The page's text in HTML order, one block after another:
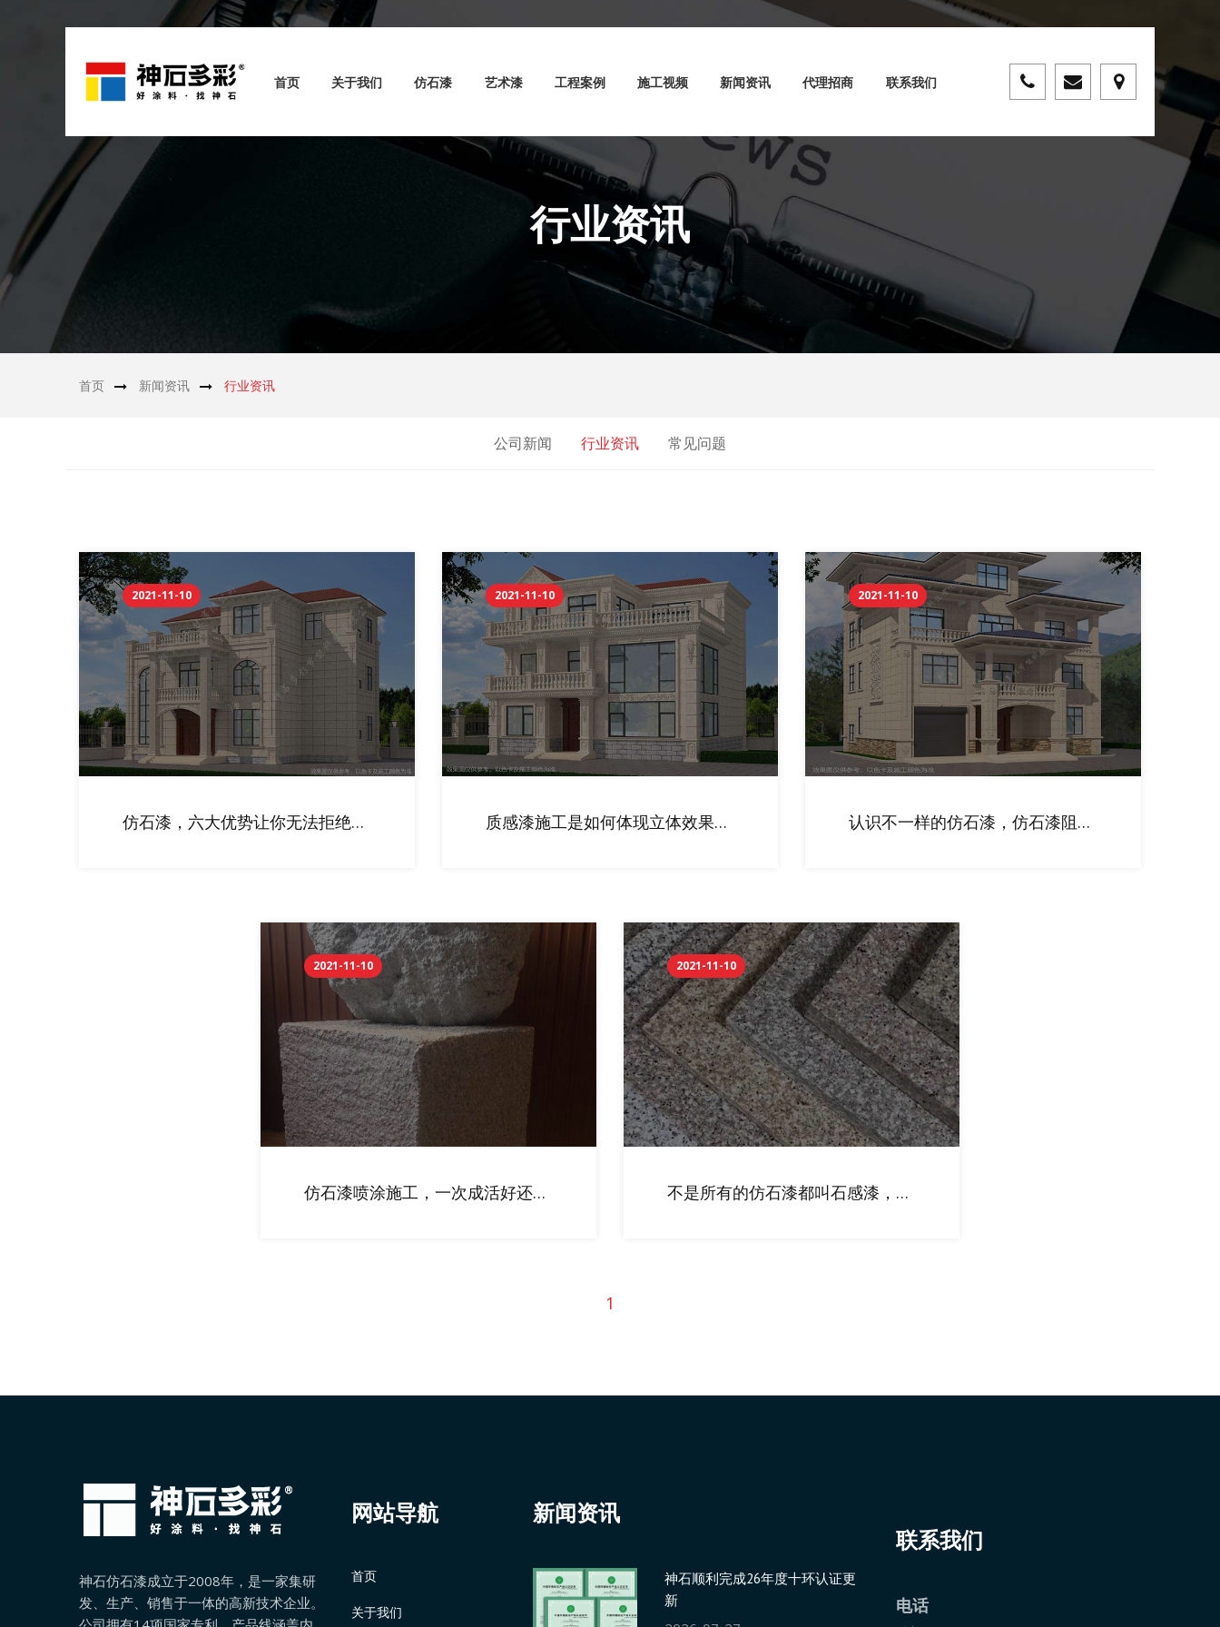
首页 关于我们 仿石漆 艺术漆 工程案例 施工视频 新闻资讯 代理招商 联系我们
行业资讯
首页 新闻资讯 行业资讯
公司新闻 行业资讯 常见问题
仿石漆，六大优势让你无法拒绝。
2021-11-10
质感漆施工是如何体现立体效果
2021-11-10
认识不一样的仿石漆，仿石漆阻
2021-11-10
仿石漆喷涂施工，一次成活好还是
2021-11-10
不是所有的仿石漆都叫石感漆，石
2021-11-10
1
神石仿石漆成立于2008年，是一家集研
发、生产、销售于一体的高新技术企业。
网站导航
首页
关于我们
新闻资讯
神石顺利完成26年度十环认证更
新
联系我们
电话